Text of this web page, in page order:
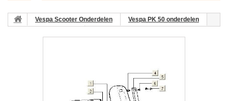
Vespa Scooter Onderdelen
Vespa PK 50 onderdelen